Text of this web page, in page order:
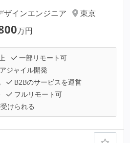
ザインエンジニア
東京
万円
一部リモート可
アジャイル開発
B2Bのサービスを運営
フルリモート可
けられる